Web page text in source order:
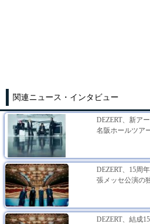
関連ニュース・インタビュー
DEZERT、新ア
名阪ホールツア
DEZERT、15周
張メッセ公演の
DEZERT、結成